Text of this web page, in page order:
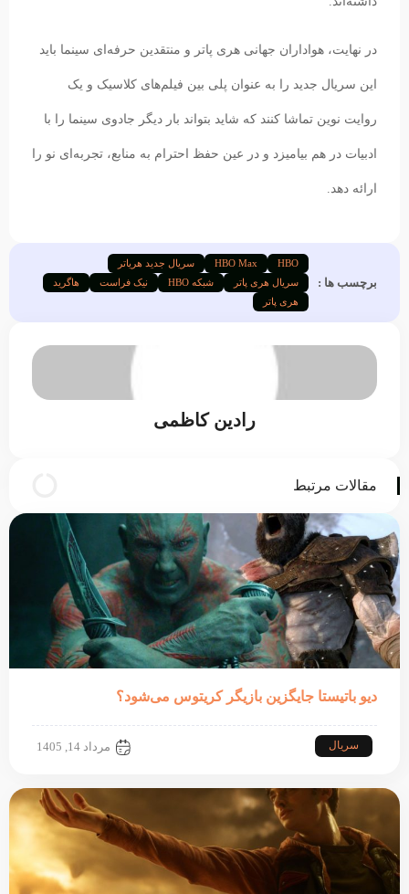
در نهایت، هواداران جهانی هری پاتر و منتقدین حرفه‌ای سینما باید
این سریال جدید را به عنوان پلی بین فیلم‌های کلاسیک و یک
روایت نوین تماشا کنند که شاید بتواند بار دیگر جادوی سینما را با
ادبیات در هم بیامیزد و در عین حفظ احترام به منابع، تجربه‌ای نو را
ارائه دهد.
برچسب ها :
HBO
HBO Max
سریال جدید هریاتر
سریال هری پاتر
شبکه HBO نیک فراست
هاگرید
هری پاتر
رادین کاظمی
مقالات مرتبط
دیو باتیستا جایگزین بازیگر کریتوس می‌شود؟
سریال مرداد 14, 1405